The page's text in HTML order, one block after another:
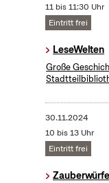
11 bis 11:30 Uhr
Eintritt frei
LeseWelten
Große
30.11.2024
10 bis 13 Uhr
Eintritt frei